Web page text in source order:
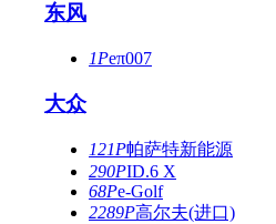
东风
1Peπ007
大众
121P帕萨特新能源
290PID.6 X
68Pe-Golf
2289P高尔夫(进口)